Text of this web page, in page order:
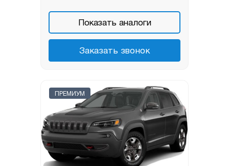
Показать аналоги
Заказать звонок
ПРЕМИУМ